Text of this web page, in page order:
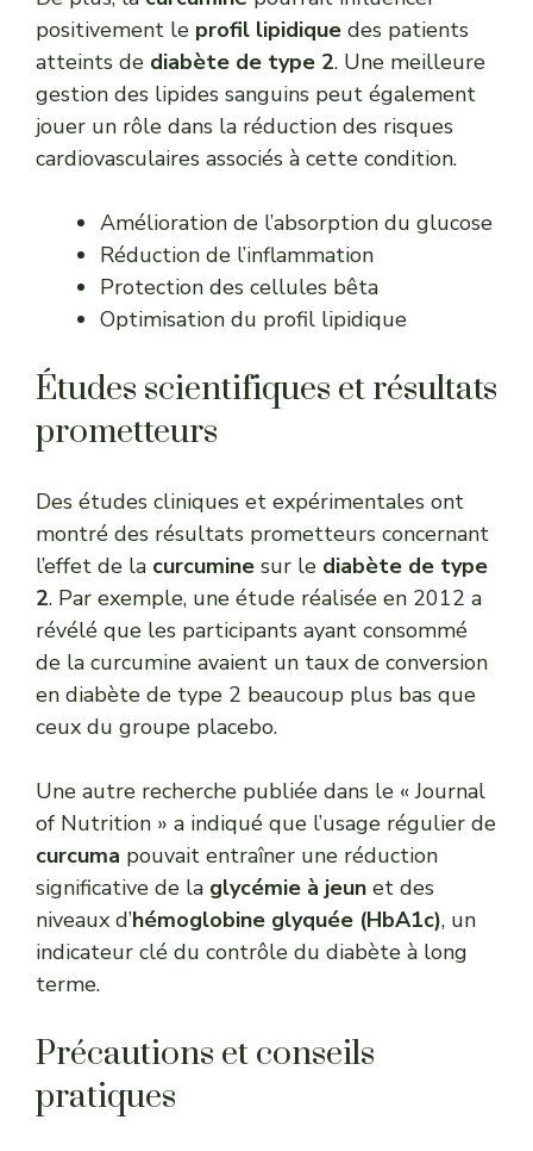
positivement le profil lipidique des patients
atteints de diabète de type 2. Une meilleure
gestion des lipides sanguins peut également
jouer un rôle dans la réduction des risques
cardiovasculaires associés à cette condition.
Amélioration de l’absorption du glucose
Réduction de l’inflammation
Protection des cellules bêta
Optimisation du profil lipidique
Études scientifiques et résultats
prometteurs
Des études cliniques et expérimentales ont
montré des résultats prometteurs concernant
l’effet de la curcumine sur le diabète de type
2. Par exemple, une étude réalisée en 2012 a
révélé que les participants ayant consommé
de la curcumine avaient un taux de conversion
en diabète de type 2 beaucoup plus bas que
ceux du groupe placebo.
Une autre recherche publiée dans le « Journal
of Nutrition » a indiqué que l’usage régulier de
curcuma pouvait entraîner une réduction
significative de la glycémie à jeun et des
niveaux d’hémoglobine glyquée (HbA1c), un
indicateur clé du contrôle du diabète à long
terme.
Précautions et conseils
pratiques